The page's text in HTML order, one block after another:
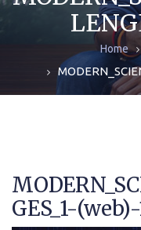
МОНОГРАФИИ
Home
GES_1-